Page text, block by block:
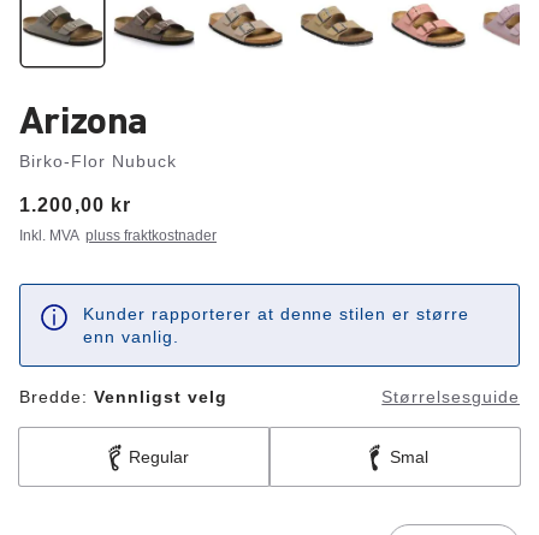
Arizona
Birko-Flor Nubuck
Price:
1.200,00 kr
Inkl. MVA pluss fraktkostnader
Kunder rapporterer at denne stilen er større
enn vanlig.
Bredde: Vennligst velg Størrelsesguide
Regular Smal